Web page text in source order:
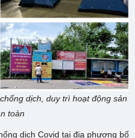
dịch, duy trì hoạt động sản
toàn
dịch Covid tại địa phương bố